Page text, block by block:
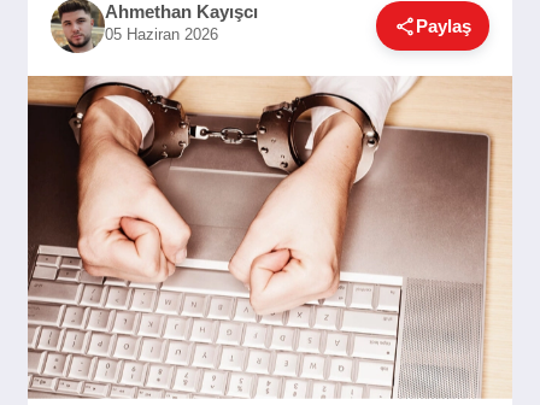
EKONOMI
DÜNYA
Ahmethan Kayışcı
05 Haziran 2026 Paylaş